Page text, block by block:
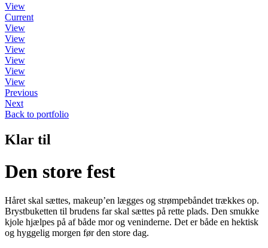
View
Current
View
View
View
View
View
View
Previous
Next
Back to portfolio
Klar til
Den store fest
Håret skal sættes, makeup’en lægges og strømpebåndet trækkes op.
Brystbuketten til brudens far skal sættes på rette plads. Den smukke
kjole hjælpes på af både mor og veninderne. Det er både en hektisk
og hyggelig morgen før den store dag.